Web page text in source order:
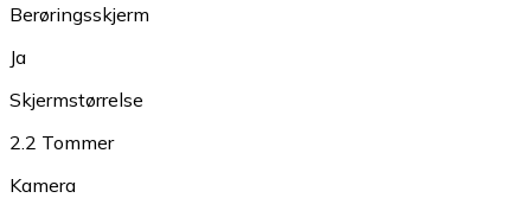
Berøringsskjerm
Ja
Skjermstørrelse
2.2 Tommer
Kamera